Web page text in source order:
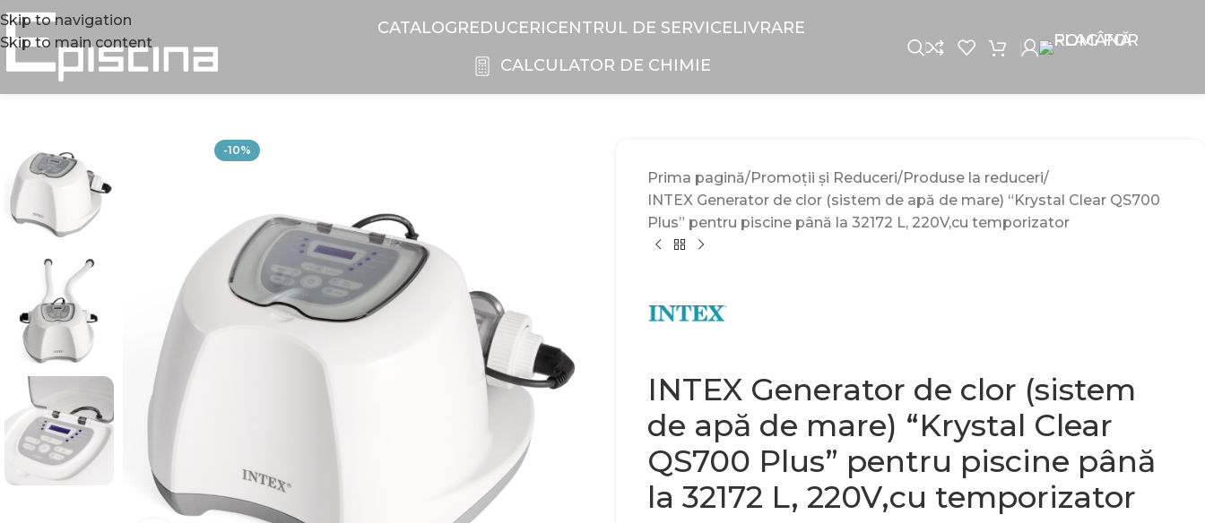
Skip to navigation
Skip to main content
CATALOGREDUCERICENTRUL DE SERVICELIVRARE
CALCULATOR DE CHIMIE
-10%
Prima pagină Promoții și Reduceri Produse la reduceri
INTEX Generator de clor (sistem de apă de mare) “Krystal Clear QS700
Plus” pentru piscine până la 32172 L, 220V,cu temporizator
INTEX Generator de clor (sistem
de apă de mare) “Krystal Clear
QS700 Plus” pentru piscine până
la 32172 L, 220V,cu temporizator